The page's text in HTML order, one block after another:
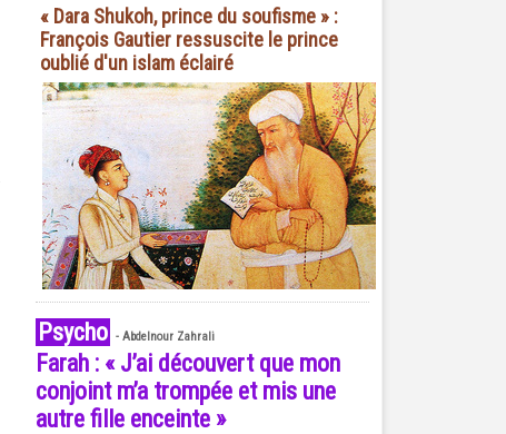
« Dara Shukoh, prince du soufisme » :
François Gautier ressuscite le prince
oublié d'un islam éclairé
Psycho - Abdelnour Zahrali
Farah : « J’ai découvert que mon
conjoint m’a trompée et mis une
autre fille enceinte »